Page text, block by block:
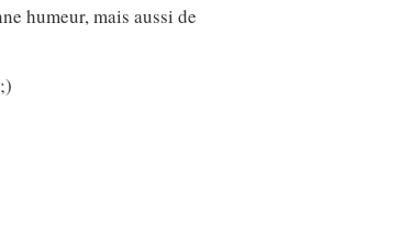
humeur, mais aussi de